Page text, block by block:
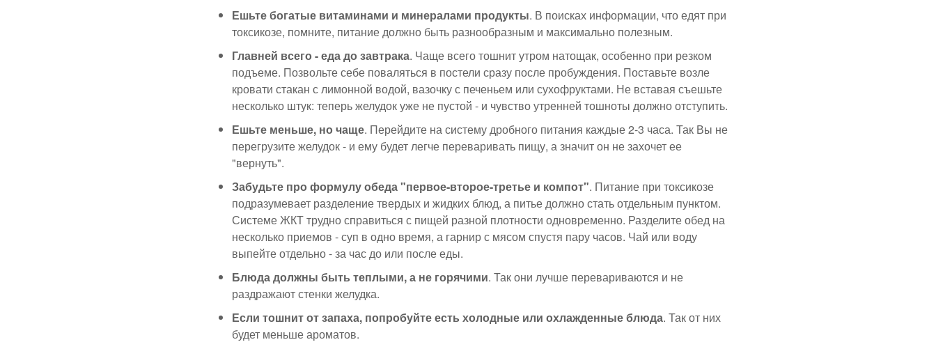
Ешьте богатые витаминами и минералами продукты. В поисках информации, что едят при
токсикозе, помните, питание должно быть разнообразным и максимально полезным.
Главней всего - еда до завтрака. Чаще всего тошнит утром натощак, особенно при резком
подъеме. Позвольте себе поваляться в постели сразу после пробуждения. Поставьте возле
кровати стакан с лимонной водой, вазочку с печеньем или сухофруктами. Не вставая съешьте
несколько штук: теперь желудок уже не пустой - и чувство утренней тошноты должно отступить.
Ешьте меньше, но чаще. Перейдите на систему дробного питания каждые 2-3 часа. Так Вы не
перегрузите желудок - и ему будет легче переваривать пищу, а значит он не захочет ее
"вернуть".
Забудьте про формулу обеда "первое-второе-третье и компот". Питание при токсикозе
подразумевает разделение твердых и жидких блюд, а питье должно стать отдельным пунктом.
Системе ЖКТ трудно справиться с пищей разной плотности одновременно. Разделите обед на
несколько приемов - суп в одно время, а гарнир с мясом спустя пару часов. Чай или воду
выпейте отдельно - за час до или после еды.
Блюда должны быть теплыми, а не горячими. Так они лучше перевариваются и не
раздражают стенки желудка.
Если тошнит от запаха, попробуйте есть холодные или охлажденные блюда. Так от них
будет меньше ароматов.